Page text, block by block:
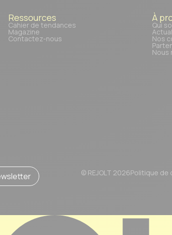
Ressources
Cahier de tendances
Magazine
Contactez-nous
À
Qui
Nos
Nous
© REJOLT 2026Politique de